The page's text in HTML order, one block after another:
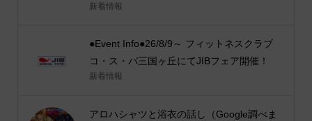
新着情報
●Event Info●26/8/9～ フィットネスクラブ
コ・ス・パ三国ヶ丘にてJIBフェア開催！
新着情報
アロハシャツと浴衣の話し（Google調べま